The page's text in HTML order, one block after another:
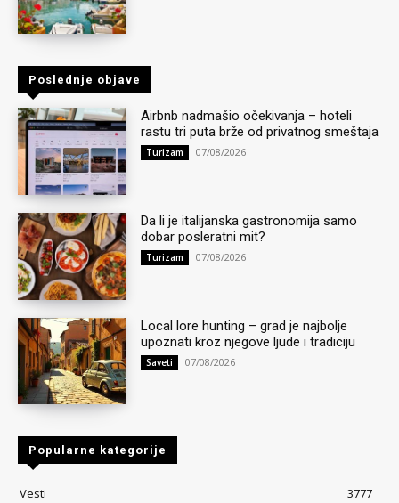
Poslednje objave
Airbnb nadmašio očekivanja – hoteli
rastu tri puta brže od privatnog smeštaja
Turizam 07/08/2026
Da li je italijanska gastronomija samo
dobar posleratni mit?
Turizam 07/08/2026
Local lore hunting – grad je najbolje
upoznati kroz njegove ljude i tradiciju
Saveti 07/08/2026
Popularne kategorije
Vesti 3777